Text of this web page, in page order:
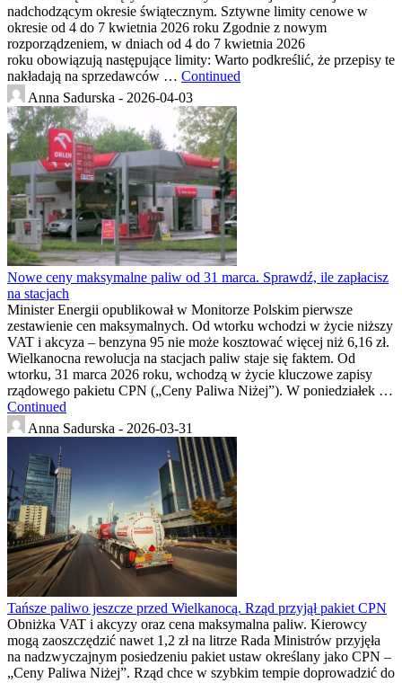
nadchodzącym okresie świątecznym. Sztywne limity cenowe w
okresie od 4 do 7 kwietnia 2026 roku Zgodnie z nowym
rozporządzeniem, w dniach od 4 do 7 kwietnia 2026
roku obowiązują następujące limity: Warto podkreślić, że przepisy te
nakładają na sprzedawców … Continued
Anna Sadurska - 2026-04-03
Nowe ceny maksymalne paliw od 31 marca. Sprawdź, ile zapłacisz
na stacjach
Minister Energii opublikował w Monitorze Polskim pierwsze
zestawienie cen maksymalnych. Od wtorku wchodzi w życie niższy
VAT i akcyza – benzyna 95 nie może kosztować więcej niż 6,16 zł.
Wielkanocna rewolucja na stacjach paliw staje się faktem. Od
wtorku, 31 marca 2026 roku, wchodzą w życie kluczowe zapisy
rządowego pakietu CPN („Ceny Paliwa Niżej”). W poniedziałek …
Continued
Anna Sadurska - 2026-03-31
Tańsze paliwo jeszcze przed Wielkanocą. Rząd przyjął pakiet CPN
Obniżka VAT i akcyzy oraz cena maksymalna paliw. Kierowcy
mogą zaoszczędzić nawet 1,2 zł na litrze Rada Ministrów przyjęła
na nadzwyczajnym posiedzeniu pakiet ustaw określany jako CPN –
„Ceny Paliwa Niżej”. Rząd chce w szybkim tempie doprowadzić do